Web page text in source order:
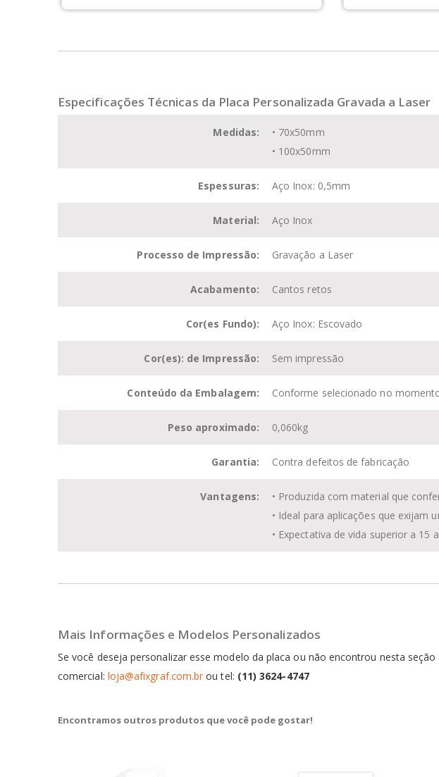
Especificações Técnicas da Placa Personalizada Gravada a Laser
Medidas:
• 70x50mm
• 100x50mm
Espessuras: Aço Inox: 0,5mm
Material: Aço Inox
Processo de Impressão: Gravação a Laser
Acabamento: Cantos retos
Cor(es Fundo): Aço Inox: Escovado
Cor(es): de Impressão: Sem impressão
Conteúdo da Embalagem: Conforme selecionado no
Peso aproximado: 0,060kg
Garantia: Contra defeitos de fabricação
Vantagens:
• Produzida com material que
• Ideal para aplicações que exijam
• Expectativa de vida superior a 15
Mais Informações e Modelos Personalizados
Se você deseja personalizar esse modelo da placa ou não encontrou nesta
comercial: loja@afixgraf.com.br ou tel: (11) 3624-4747
Encontramos outros produtos que você pode gostar!